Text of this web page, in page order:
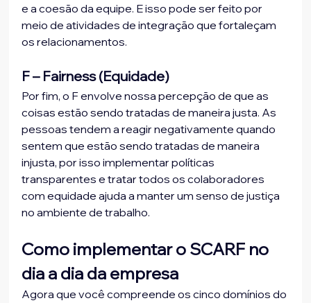
e a coesão da equipe. E isso pode ser feito por
meio de atividades de integração que fortaleçam
os relacionamentos.
F – Fairness (Equidade)
Por fim, o F envolve nossa percepção de que as
coisas estão sendo tratadas de maneira justa. As
pessoas tendem a reagir negativamente quando
sentem que estão sendo tratadas de maneira
injusta, por isso implementar políticas
transparentes e tratar todos os colaboradores
com equidade ajuda a manter um senso de justiça
no ambiente de trabalho.
Como implementar o SCARF no
dia a dia da empresa
Agora que você compreende os cinco domínios do